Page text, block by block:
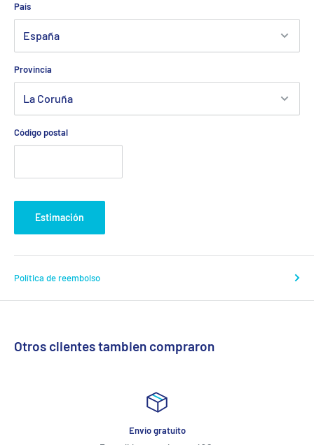
País
Provincia
Código postal
Estimación
Política de reembolso
Otros clientes tambien compraron
Envio gratuito